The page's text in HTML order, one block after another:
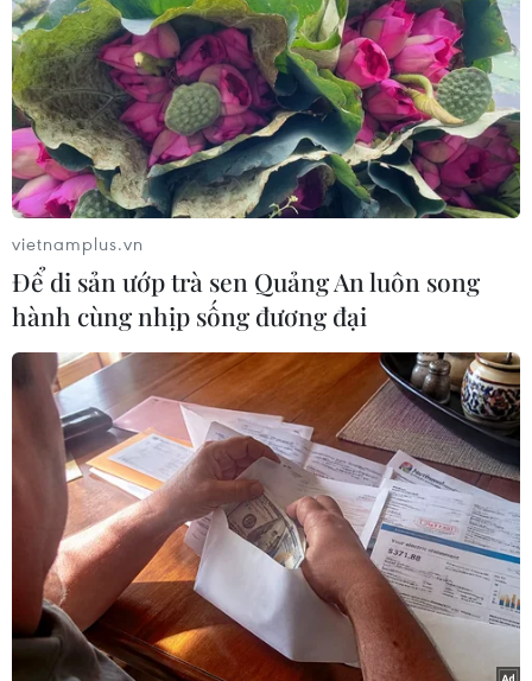
cuộc trưng cầu ý dân hôm 23/6.
Thủ tướng Anh kêu gọi nỗ lực vì một tiến
trình Brexit suôn sẻ
15/12/2016 11:13
Thủ tướng Anh Theresa May đã hoan nghênh việc lãnh
đạo 27 nước thành viên EU sẽ nhóm họp để thảo luận
công tác chuẩn bị cho tiến trình đàm phán Brexit.
vietnamplus.vn
Để di sản ướp trà sen Quảng An luôn song
hành cùng nhịp sống đương đại